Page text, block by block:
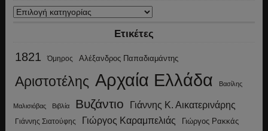
Κατηγορίες
Ετικέτες
1821 Όμηρος Αλέξανδρος Παπαδιαμάντης
Αριστοτέλης Αρχαία Ελλάδα Βασίλης
Μαλισιόβας Βιβλία Βυζάντιο Γιάννης Κ. Αικατερινάρης
Γιάννης Σιατούφης Γιώργος Καραμπελιάς Γιώργος Ρακκάς